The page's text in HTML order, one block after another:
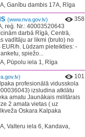
Ganību dambis 17A, Rīga
(www.nva.gov.lv)
358
reģ. Nr.: 40003520643
darbā Rīgā, Centrā,
vadītāju ar likmi (bruto) no
h. Lūdzam pieteikties: -
spiežo...
Pūpolu iela 1, Rīga
101
profesionālā vidusskola
izsludina atklātu
amatu Jaunākais militārais
2 amata vietas ( uz
Oskara Kalpaka
Valteru iela 6, Kandava,